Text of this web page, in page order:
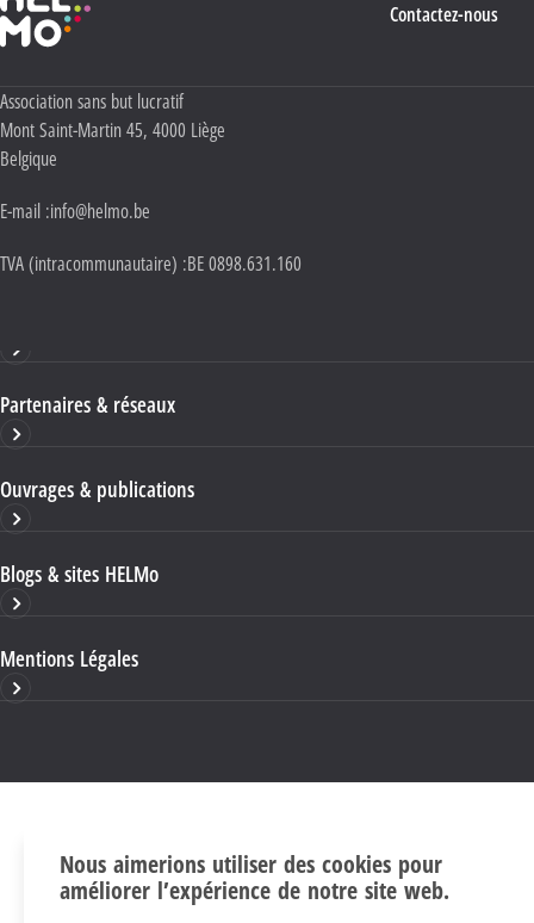
Contactez-nous
Adresse :
Association sans but lucratif
Mont Saint-Martin 45, 4000 Liège
Belgique
E-mail :info@helmo.be
TVA (intracommunautaire) :BE 0898.631.160
Partenaires & réseaux
Ouvrages & publications
Blogs & sites HELMo
Mentions Légales
Nous aimerions utiliser des cookies pour
améliorer l’expérience de notre site web.